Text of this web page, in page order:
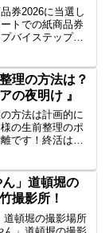
券2026に当選し
トでの紙商品券
バイステップで
ページで完全網
月31日です。
理の方法は？
の夜明け 』
方法は計画的に
の生前整理のポ
です！終活は自
」道頓堀の
撮影所！
道頓堀の撮影場所